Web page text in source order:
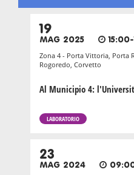
19
MAG 2025
Zona 4 - Porta Vittoria, Porta
Rogoredo, Corvetto
Al Municipio 4:
LABORATORIO
23
MAG 2024